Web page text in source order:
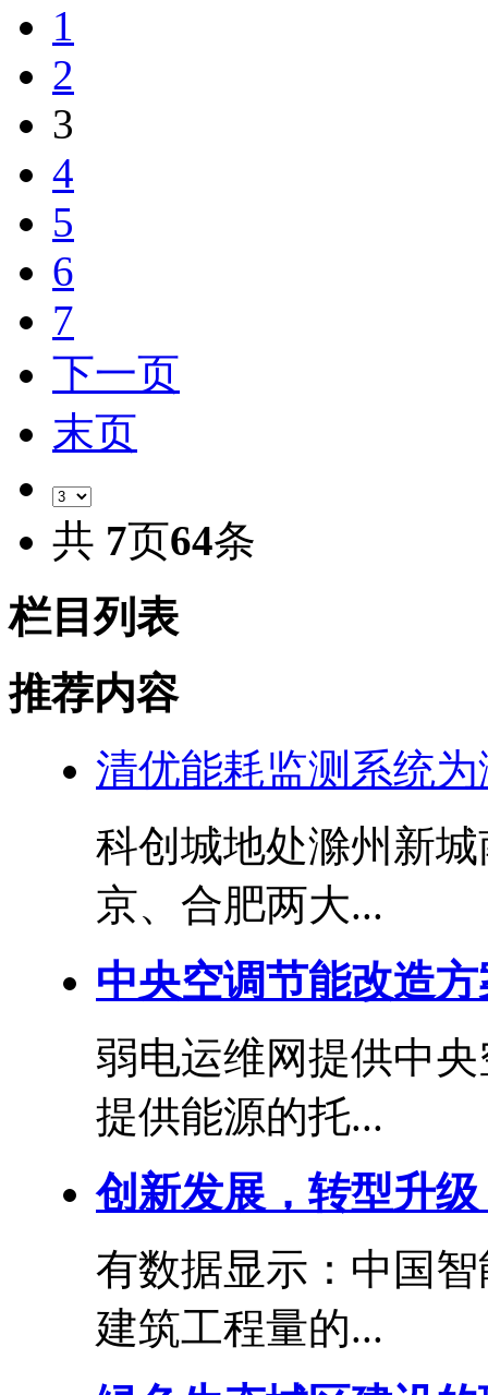
1
2
3
4
5
6
7
下一页
末页
共 7页64条
栏目列表
推荐内容
清优能耗监测系统
科创城地处滁州新
京、合肥两大...
中央空调节能改造方
弱电运维网提供中
提供能源的托...
创新发展，转型升
有数据显示：中国
建筑工程量的...